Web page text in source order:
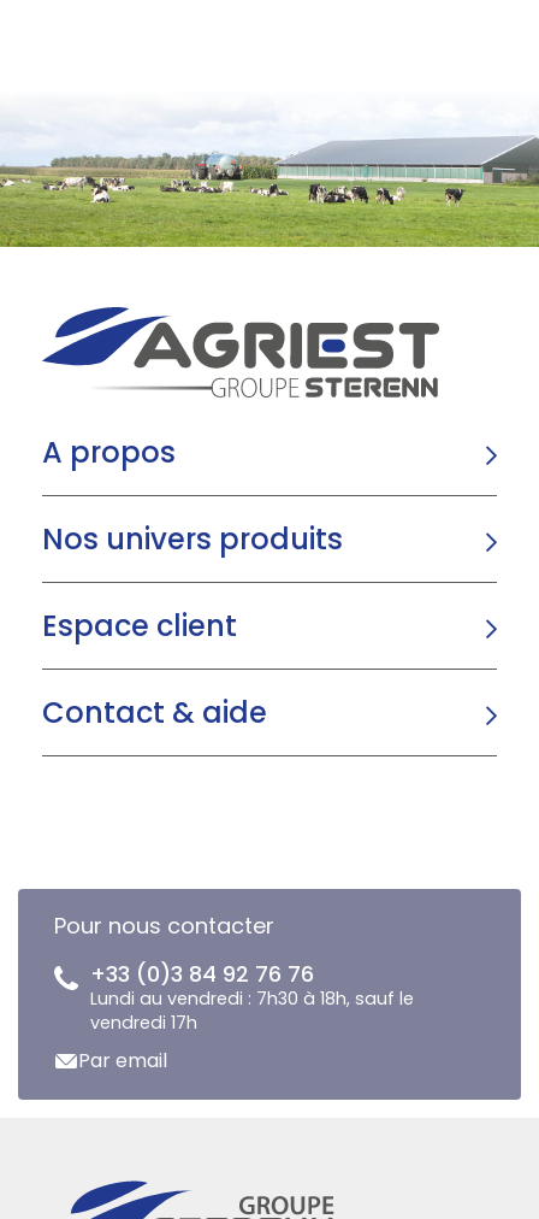
A propos
Nos univers produits
Espace client
Contact & aide
Pour nous contacter
+33 (0)3 84 92 76 76
Lundi au vendredi : 7h30 à 18h, sauf le
vendredi 17h
Par email